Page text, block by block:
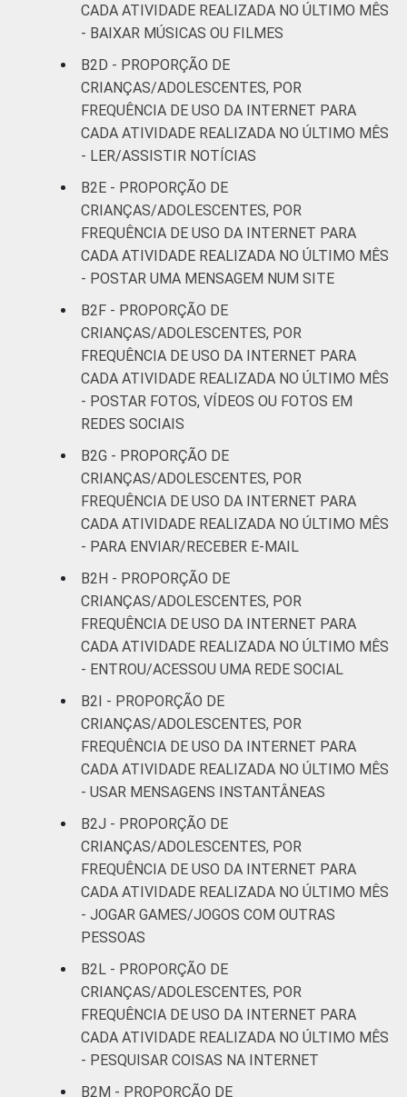
Mais de 2
SM até 3 SM
Mais de 3
SM
CLASSE
AB
C
DE 81
¹Base: 2 261 usuários de Internet de 9 a 17
anos. Respostas estimuladas. Cada item
apresentado se refere apenas aos
resultados da alternativa "sim". Dados
coletados entre setembro de 2013 e janeiro
de 2014.
Fonte: NIC.br - set/2013 a jan/2014
CADA ATIVIDADE REALIZADA NO ÚLTIMO MÊS
- BAIXAR MÚSICAS OU FILMES
B2D - PROPORÇÃO DE
CRIANÇAS/ADOLESCENTES, POR
FREQUÊNCIA DE USO DA INTERNET PARA
CADA ATIVIDADE REALIZADA NO ÚLTIMO MÊS
- LER/ASSISTIR NOTÍCIAS
B2E - PROPORÇÃO DE
CRIANÇAS/ADOLESCENTES, POR
FREQUÊNCIA DE USO DA INTERNET PARA
CADA ATIVIDADE REALIZADA NO ÚLTIMO MÊS
- POSTAR UMA MENSAGEM NUM SITE
B2F - PROPORÇÃO DE
CRIANÇAS/ADOLESCENTES, POR
FREQUÊNCIA DE USO DA INTERNET PARA
CADA ATIVIDADE REALIZADA NO ÚLTIMO MÊS
- POSTAR FOTOS, VÍDEOS OU FOTOS EM
REDES SOCIAIS
B2G - PROPORÇÃO DE
CRIANÇAS/ADOLESCENTES, POR
FREQUÊNCIA DE USO DA INTERNET PARA
CADA ATIVIDADE REALIZADA NO ÚLTIMO MÊS
- PARA ENVIAR/RECEBER E-MAIL
B2H - PROPORÇÃO DE
CRIANÇAS/ADOLESCENTES, POR
FREQUÊNCIA DE USO DA INTERNET PARA
CADA ATIVIDADE REALIZADA NO ÚLTIMO MÊS
- ENTROU/ACESSOU UMA REDE SOCIAL
B2I - PROPORÇÃO DE
CRIANÇAS/ADOLESCENTES, POR
FREQUÊNCIA DE USO DA INTERNET PARA
CADA ATIVIDADE REALIZADA NO ÚLTIMO MÊS
- USAR MENSAGENS INSTANTÂNEAS
B2J - PROPORÇÃO DE
CRIANÇAS/ADOLESCENTES, POR
FREQUÊNCIA DE USO DA INTERNET PARA
CADA ATIVIDADE REALIZADA NO ÚLTIMO MÊS
- JOGAR GAMES/JOGOS COM OUTRAS
PESSOAS
B2L - PROPORÇÃO DE
CRIANÇAS/ADOLESCENTES, POR
FREQUÊNCIA DE USO DA INTERNET PARA
CADA ATIVIDADE REALIZADA NO ÚLTIMO MÊS
- PESQUISAR COISAS NA INTERNET
B2M - PROPORÇÃO DE